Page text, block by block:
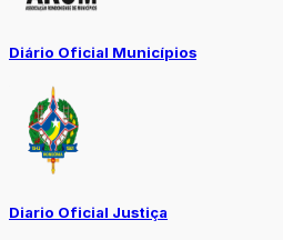
Diário Oficial Municípios
Diario Oficial Justiça